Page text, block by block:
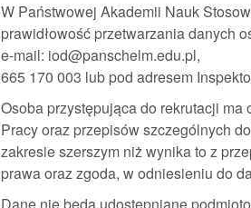
W Państwowej Akademii Nauk
prawidłowość przetwarzania danych
e-mail: iod@panschelm.edu.pl,
665 170 003 lub pod adresem
Osoba przystępująca do rekrutacji
Pracy oraz przepisów szczególnych
zakresie szerszym niż wynika to z
prawa oraz zgoda, w odniesieniu do